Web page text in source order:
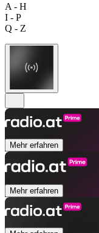
A - H
I - P
Q - Z
Mehr erfahren
Mehr erfahren